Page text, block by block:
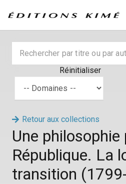
Réinitialiser
Retour aux collections
Une philosophie
République. La
transition